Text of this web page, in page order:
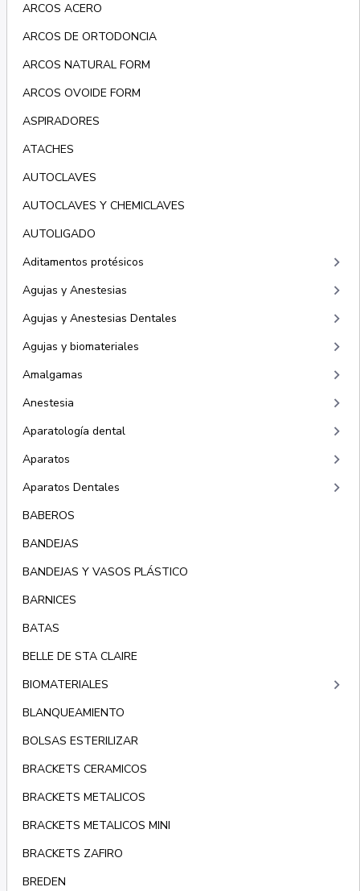
ARCOS ACERO
ARCOS DE ORTODONCIA
ARCOS NATURAL FORM
ARCOS OVOIDE FORM
ASPIRADORES
ATACHES
AUTOCLAVES
AUTOCLAVES Y CHEMICLAVES
AUTOLIGADO
Aditamentos protésicos
keyboard_arrow_right
Agujas y Anestesias keyboard_arrow_right
Agujas y Anestesias Dentales keyboard_arrow_right
Agujas y biomateriales keyboard_arrow_right
Amalgamas keyboard_arrow_right
Anestesia keyboard_arrow_right
Aparatología dental keyboard_arrow_right
Aparatos keyboard_arrow_right
Aparatos Dentales keyboard_arrow_right
BABEROS
BANDEJAS
BANDEJAS Y VASOS PLÁSTICO
BARNICES
BATAS
BELLE DE STA CLAIRE
BIOMATERIALES
keyboard_arrow_right
BLANQUEAMIENTO
BOLSAS ESTERILIZAR
BRACKETS CERAMICOS
BRACKETS METALICOS
BRACKETS METALICOS MINI
BRACKETS ZAFIRO
BREDEN